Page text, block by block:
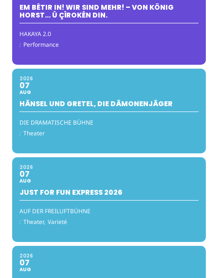
EM BÊTIR IN! WIR SIND MEHR! – VON KÖNIG
HORST… Û ÇÎROKÊN DIN.
HAKAYA 2.0
: Performance
2026
07
AUG
HÄNSEL UND GRETEL, DIE DÄMONENJÄGER
DIE DRAMATISCHE BÜHNE
: Theater
2026
07
AUG
JUST FOR FUN EXPRESS 2026
AUF DER FREILUFTBÜHNE
: Theater, Varieté
2026
07
AUG